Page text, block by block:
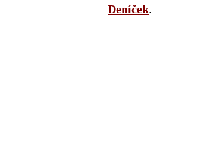
Deníček.